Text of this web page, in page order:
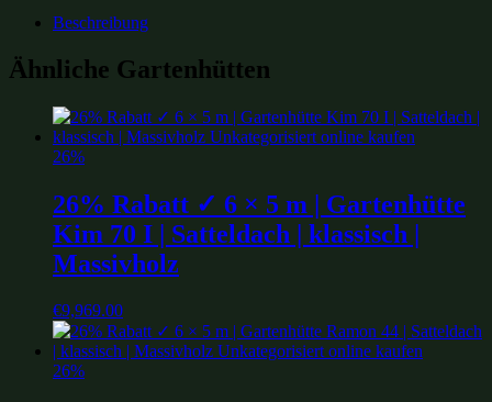
Beschreibung
Ähnliche Gartenhütten
26%
26% Rabatt ✓ 6 × 5 m | Gartenhütte
Kim 70 I | Satteldach | klassisch |
Massivholz
€9,969.00
26%